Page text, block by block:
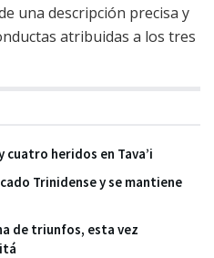
una descripción precisa y
atribuidas a los tres
heridos en Tava’i
Trinidense y se mantiene
de triunfos, esta vez